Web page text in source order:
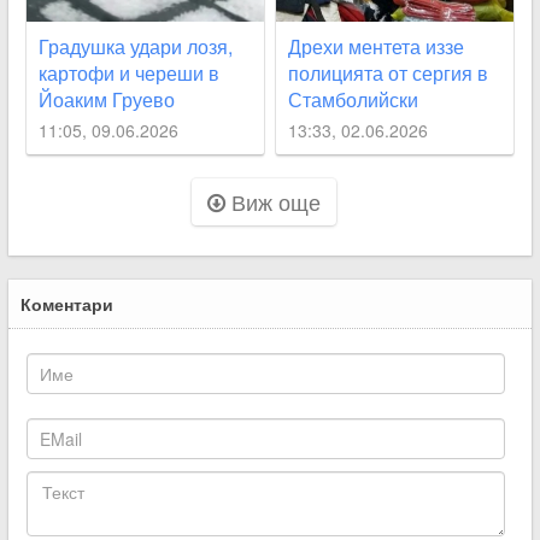
Градушка удари лозя,
картофи и череши в
Йоаким Груево
11:05, 09.06.2026
Дрехи ментета иззе
полицията от сергия в
Стамболийски
13:33, 02.06.2026
Виж още
Коментари